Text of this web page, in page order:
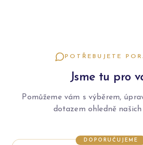
POTŘEBUJETE
Jsme tu pro
Pomůžeme vám s výběrem,
dotazem ohledně našich
DOPORUČUJEME